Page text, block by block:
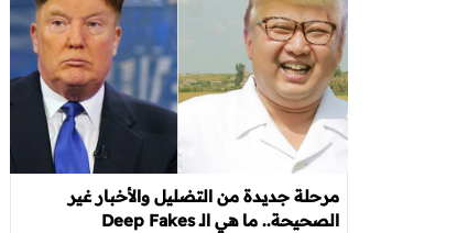
مرحلة جديدة من التضليل والأخبار غير
الصحيحة.. ما هي الـ Deep Fakes